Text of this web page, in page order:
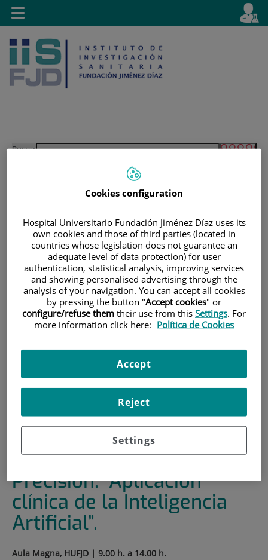
Saltar al contenido
Saltar
Selector
activo
es
Buscar
Toggle
navigation
INICIO|FORMACIÓN Y EMPLEO
PLAN DE FORMACIÓN
19ª JORNADA INTERNACIONAL SOBRE
PERSONALIZADA DE PRECISIÓN: “APLICACIÓN CLÍNICA DE
LA INTELIGENCIA ARTIFICIAL”.
19ª Jornada Internacional
sobre investigación
traslacional y Medicina
Personalizada de
Precisión: “Aplicación
clínica de la Inteligencia
Artificial”.
Aula Magna, HUFJD | 9.00 h. a 14.00 h.
Cookies configuration
Hospital Universitario Fundación Jiménez Díaz uses its
own cookies and those of third parties (located in
countries whose legislation does not guarantee an
adequate level of data protection) for user
authentication, statistical analysis, improving services
and showing personalised advertising through the
analysis of your navigation. You can accept all cookies
by pressing the button "Accept cookies" or
configure/refuse them their use from this Settings. For
more information click here: Política de Cookies
Settings
Reject
Accept